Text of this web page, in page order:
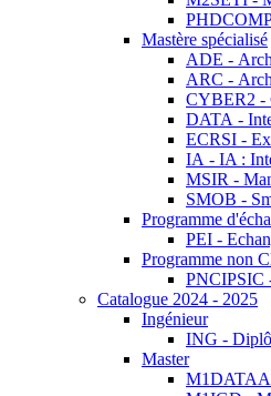
Mastère spécialisé
ADE -
ARC -
CYBER2 -
DATA -
ECRSI -
IA - IA :
MSIR -
SMOB -
Programme
PEI -
Programme non
PNCIPSIC
Catalogue 2024 - 2025
Ingénieur
ING -
Master